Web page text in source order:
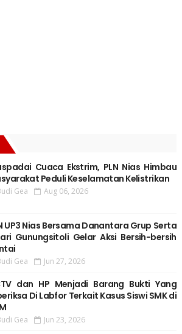
Cuaca Ekstrim, PLN Nias Himbau
Peduli Keselamatan Kelistrikan
Gea Aug 06, 2026
UP3 Nias Bersama Danantara Grup Serta
Gunungsitoli Gelar Aksi Bersih-bersih
Gea Jun 27, 2026
dan HP Menjadi Barang Bukti Yang
Di Labfor Terkait Kasus Siswi SMK di
Gea Jun 23, 2026